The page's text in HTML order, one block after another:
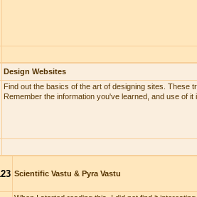
Design Websites
Find out the basics of the art of designing sites. These
Remember the information you've learned, and use of
Scientific Vastu & Pyra Vastu